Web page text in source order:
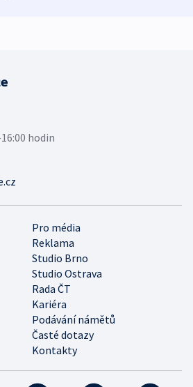
Pro média
Reklama
Studio Brno
Studio Ostrava
Rada ČT
Kariéra
Podávání námětů
Časté dotazy
Kontakty
hodin